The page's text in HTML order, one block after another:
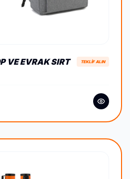
VE EVRAK SIRT
TEKLİF ALIN